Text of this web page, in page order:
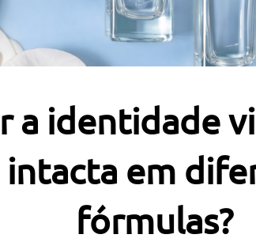
a identidade
intacta em
fórmulas?